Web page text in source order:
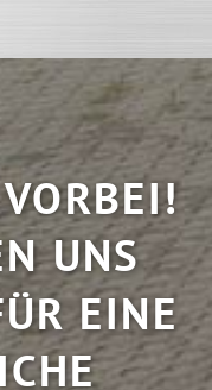
UNS
EINE